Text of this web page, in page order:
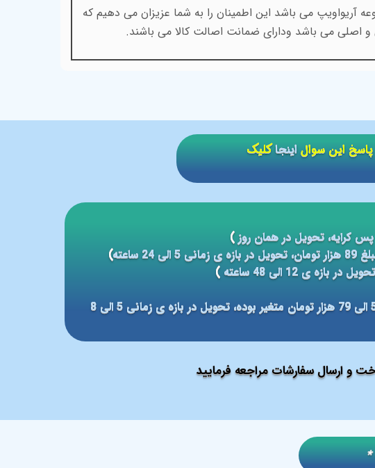
آریواویپ می باشد این اطمینان را به شما عزیزان می دهیم که
می باشد ودارای ضمانت اصالت کالا می باشند.
و ارسال سفارشات مراجعه فرمایید
کرایه، تحویل در همان روز)
ی زمانی 5 الی 24 ساعته
)
ی 12 الی 48 ساعته
)
مبلغ ارسال بر مبنای شهر مقصد بین 59 الی 79 هزار تومان متغیر بوده، تحویل در بازه ی زمانی 5 الی 8
پاسخ این سوالاینجاکلیک
*